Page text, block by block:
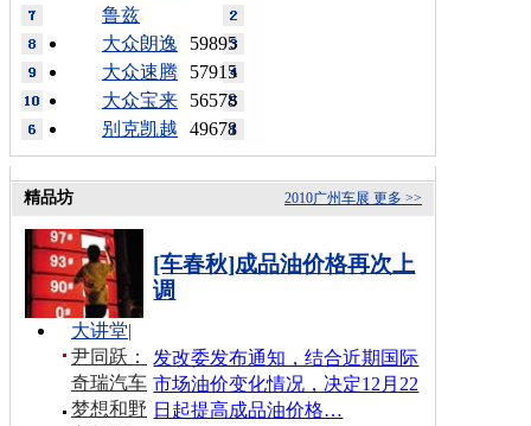
鲁兹
59895
大众朗逸
57915
大众速腾
56578
大众宝来
49678
别克凯越
更多 >>
2010广州车展
精品坊
[车春秋]成品油价格再次上
调
发改委发布通知，结合近期国际
市场油价变化情况，决定12月22
日起提高成品油价格…
大讲堂|
尹同跃：
奇瑞汽车
梦想和野